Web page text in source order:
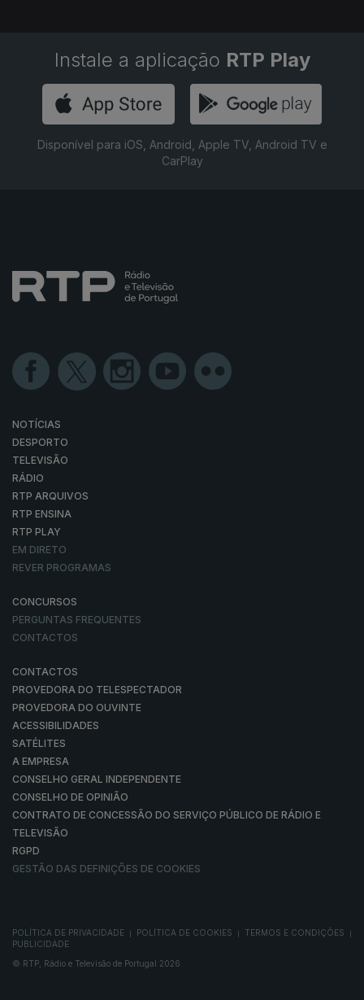
Instale a aplicação RTP Play
Disponível para iOS, Android, Apple TV, Android TV e
CarPlay
NOTÍCIAS
DESPORTO
TELEVISÃO
RÁDIO
RTP ARQUIVOS
RTP ENSINA
RTP PLAY
EM DIRETO
REVER PROGRAMAS
CONCURSOS
PERGUNTAS FREQUENTES
CONTACTOS
CONTACTOS
PROVEDORA DO TELESPECTADOR
PROVEDORA DO OUVINTE
ACESSIBILIDADES
SATÉLITES
A EMPRESA
CONSELHO GERAL INDEPENDENTE
CONSELHO DE OPINIÃO
CONTRATO DE CONCESSÃO DO SERVIÇO PÚBLICO DE RÁDIO E
TELEVISÃO
RGPD
GESTÃO DAS DEFINIÇÕES DE COOKIES
POLÍTICA DE PRIVACIDADE POLÍTICA DE COOKIES TERMOS E CONDIÇÕES
PUBLICIDADE
© RTP, Rádio e Televisão de Portugal 2026